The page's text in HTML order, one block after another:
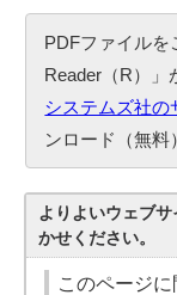
PDFファイルを
Reader（R）」
システムズ社の
ンロード（無料
よりよいウェブ
かせください。
このページ